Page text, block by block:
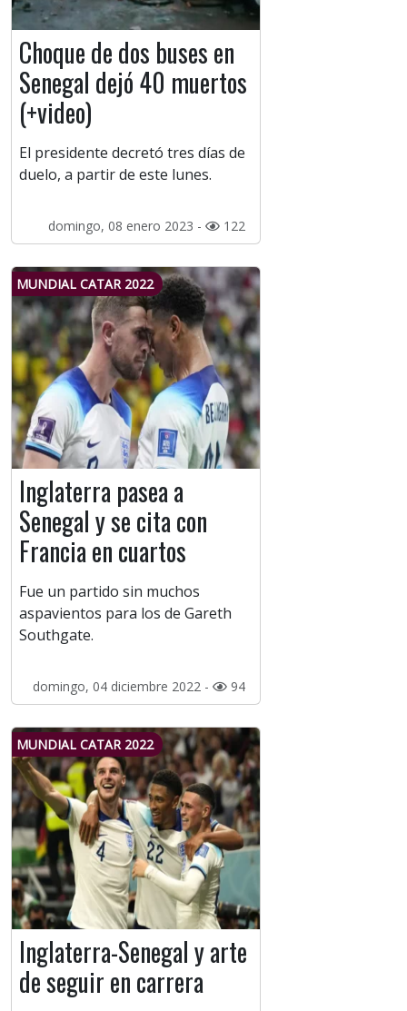
Choque de dos buses en
Senegal dejó 40 muertos
(+video)
El presidente decretó tres días de
duelo, a partir de este lunes.
domingo, 08 enero 2023 - 122
MUNDIAL CATAR 2022
Inglaterra pasea a
Senegal y se cita con
Francia en cuartos
Fue un partido sin muchos
aspavientos para los de Gareth
Southgate.
domingo, 04 diciembre 2022 - 94
MUNDIAL CATAR 2022
Inglaterra-Senegal y arte
de seguir en carrera